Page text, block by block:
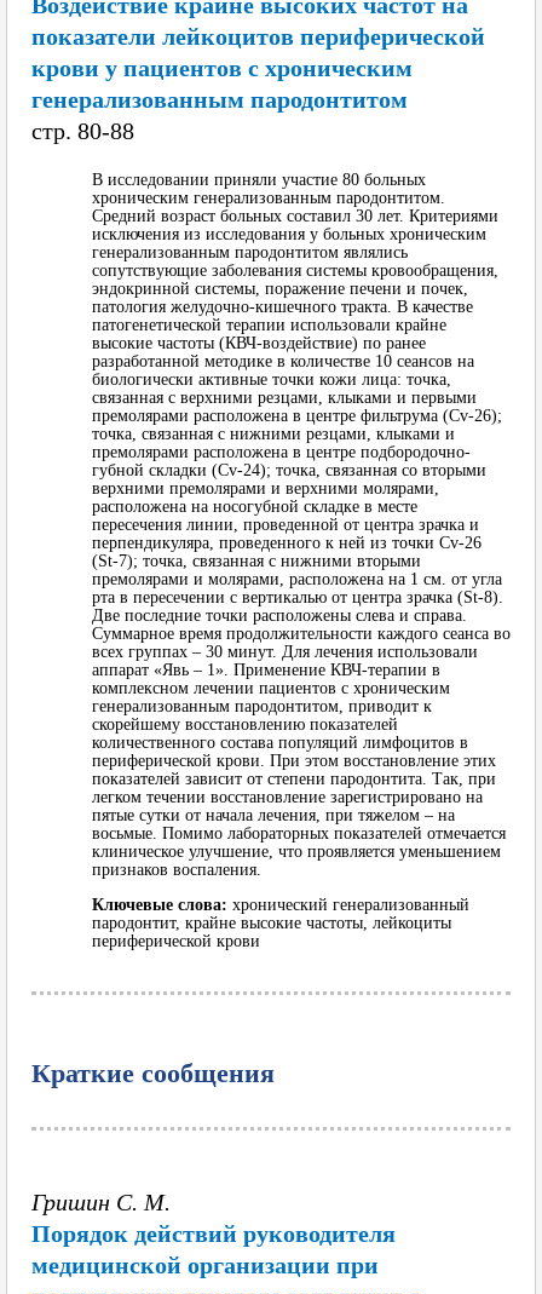
показатели лейкоцитов периферической
крови у пациентов с хроническим
генерализованным пародонтитом
cтр. 80-88
В исследовании приняли участие 80 больных
хроническим генерализованным пародонтитом.
Средний возраст больных составил 30 лет. Критериями
исключения из исследования у больных хроническим
генерализованным пародонтитом являлись
сопутствующие заболевания системы кровообращения,
эндокринной системы, поражение печени и почек,
патология желудочно-кишечного тракта. В качестве
патогенетической терапии использовали крайне
высокие частоты (КВЧ-воздействие) по ранее
разработанной методике в количестве 10 сеансов на
биологически активные точки кожи лица: точка,
связанная с верхними резцами, клыками и первыми
премолярами расположена в центре фильтрума (Сv-26);
точка, связанная с нижними резцами, клыками и
премолярами расположена в центре подбородочно-
губной складки (Сv-24); точка, связанная со вторыми
верхними премолярами и верхними молярами,
расположена на носогубной складке в месте
пересечения линии, проведенной от центра зрачка и
перпендикуляра, проведенного к ней из точки Сv-26
(St-7); точка, связанная с нижними вторыми
премолярами и молярами, расположена на 1 см. от угла
рта в пересечении с вертикалью от центра зрачка (St-8).
Две последние точки расположены слева и справа.
Суммарное время продолжительности каждого сеанса во
всех группах – 30 минут. Для лечения использовали
аппарат «Явь – 1». Применение КВЧ-терапии в
комплексном лечении пациентов с хроническим
генерализованным пародонтитом, приводит к
скорейшему восстановлению показателей
количественного состава популяций лимфоцитов в
периферической крови. При этом восстановление этих
показателей зависит от степени пародонтита. Так, при
легком течении восстановление зарегистрировано на
пятые сутки от начала лечения, при тяжелом – на
восьмые. Помимо лабораторных показателей отмечается
клиническое улучшение, что проявляется уменьшением
признаков воспаления.
Ключевые слова: хронический генерализованный
пародонтит, крайне высокие частоты, лейкоциты
периферической крови
Краткие сообщения
Гришин С. М.
Порядок действий руководителя
медицинской организации при